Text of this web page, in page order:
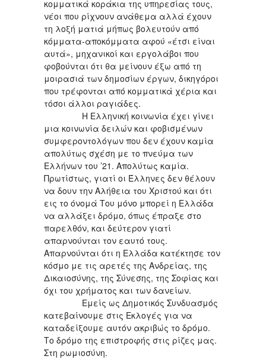
κομματικά κοράκια της υπηρεσίας τους,
νέοι που ρίχνουν ανάθεμα αλλά έχουν
τη λοξή ματιά μήπως βολευτούν από
κόμματα-αποκόμματα αφού «έτσι είναι
αυτά», μηχανικοί και εργολάβοι που
φοβούνται ότι θα μείνουν έξω από τη
μοιρασιά των δημοσίων έργων, δικηγόροι
που τρέφονται από κομματικά χέρια και
τόσοι άλλοι ραγιάδες.
Η Ελληνική κοινωνία έχει γίνει
μια κοινωνία δειλών και φοβισμένων
συμφεροντολόγων που δεν έχουν καμία
απολύτως σχέση με το πνεύμα των
Ελλήνων του ’21. Απολύτως καμία.
Πρωτίστως, γιατί οι Έλληνες δεν θέλουν
να δουν την Αλήθεια του Χριστού και ότι
εις το όνομά Του μόνο μπορεί η Ελλάδα
να αλλάξει δρόμο, όπως έπραξε στο
παρελθόν, και δεύτερον γιατί
απαρνούνται τον εαυτό τους.
Απαρνούνται ότι η Ελλάδα κατέκτησε τον
κόσμο με τις αρετές της Ανδρείας, της
Δικαιοσύνης, της Σύνεσης, της Σοφίας και
όχι του χρήματος και των δανείων.
Εμείς ως Δημοτικός Συνδυασμός
κατεβαίνουμε στις Εκλογές για να
καταδείξουμε αυτόν ακριβώς το δρόμο.
Το δρόμο της επιστροφής στις ρίζες μας.
Στη ρωμιοσύνη.